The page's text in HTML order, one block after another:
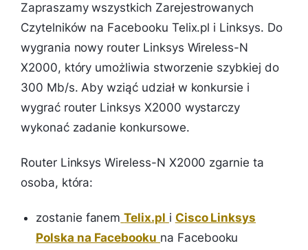
Zapraszamy wszystkich Zarejestrowanych
Czytelników na Facebooku Telix.pl i Linksys. Do
wygrania nowy router Linksys Wireless-N
X2000, który umożliwia stworzenie szybkiej do
300 Mb/s. Aby wziąć udział w konkursie i
wygrać router Linksys X2000 wystarczy
wykonać zadanie konkursowe.
Router Linksys Wireless-N X2000 zgarnie ta
osoba, która:
zostanie fanem Telix.pl i Cisco Linksys
Polska na Facebooku na Facebooku